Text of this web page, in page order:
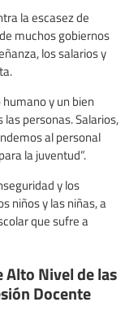
la escasez de
muchos gobiernos
los salarios y
y un bien
personas. Salarios,
al personal
la juventud”.
y los
niños y las niñas, a
que sufre a
Alto Nivel de las
Docente